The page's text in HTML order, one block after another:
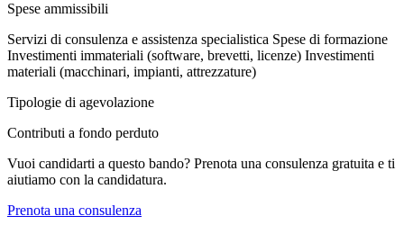
Spese ammissibili
Servizi di consulenza e assistenza specialistica Spese di formazione
Investimenti immateriali (software, brevetti, licenze) Investimenti
materiali (macchinari, impianti, attrezzature)
Tipologie di agevolazione
Contributi a fondo perduto
Vuoi candidarti a questo bando? Prenota una consulenza gratuita e ti
aiutiamo con la candidatura.
Prenota una consulenza